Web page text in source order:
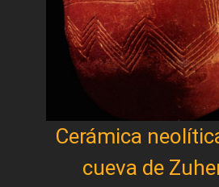
Cerámica
cueva de